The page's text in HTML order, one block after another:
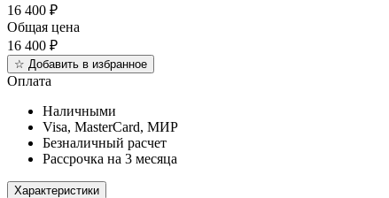
16 400 ₽
Общая цена
16 400 ₽
☆ Добавить в избранное
Оплата
Наличными
Visa, MasterCard, МИР
Безналичный расчет
Рассрочка на 3 месяца
Характеристики